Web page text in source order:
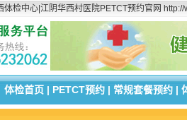
体检中心|江阴华西村医院PETCT预约官网
体检首页 | PETCT预约 | 常规套餐预约 |